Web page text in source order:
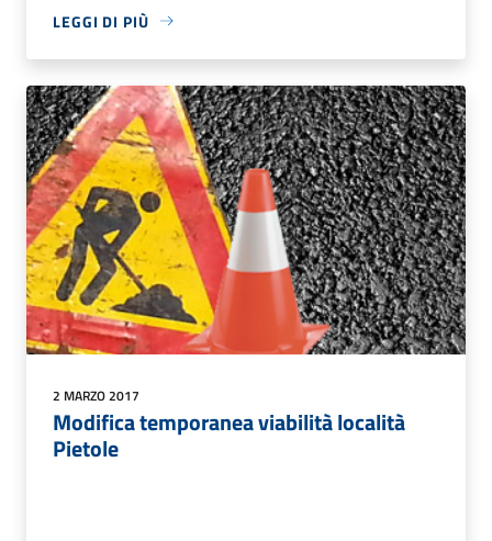
LEGGI DI PIÙ
2 MARZO 2017
Modifica temporanea viabilità località
Pietole